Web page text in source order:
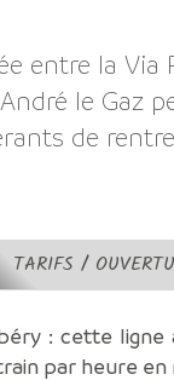
entre la Via
André le
de
TARIFS /
: cette
par heure en